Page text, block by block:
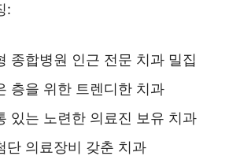
:
종합병원 인근 전문 치과 밀집
층을 위한 트렌디한 치과
있는 노련한 의료진 보유 치과
단 의료장비 갖춘 치과